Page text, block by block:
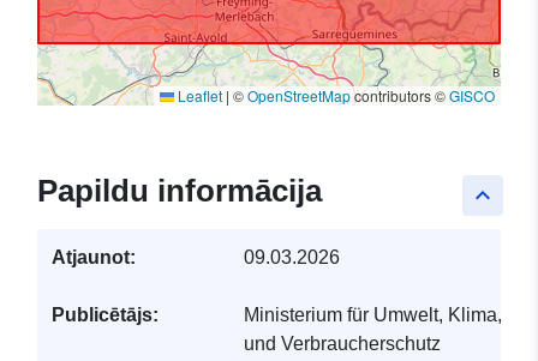
Leaflet | ©OpenStreetMapcontributors ©GISCO
keyboard_arrow_up
Papildu informācija
Atjaunot: 09.03.2026
Publicētājs:
Ministerium für Umwelt, Klima,
und Verbraucherschutz